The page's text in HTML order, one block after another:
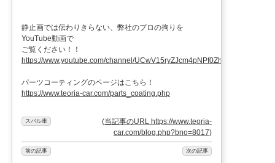
静止画では伝わりきらない、弊社のプロの拘りを
YouTube動画で
ご覧ください！！
https://www.youtube.com/channel/UCwV15ryZJcm4pNPf0ZhXu9g
パーツコーティングのページはこちら！
https://www.teoria-car.com/parts_coating.php
スバル車 (当記事のURL https://www.teoria-
car.com/blog.php?bno=8017)
前の記事 次の記事